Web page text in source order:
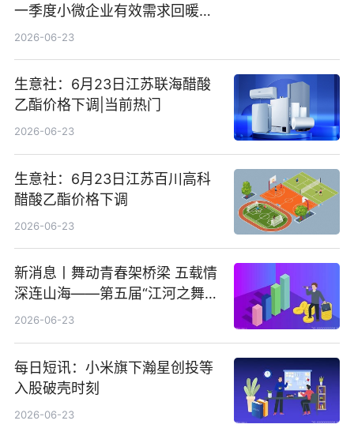
一季度小微企业有效需求回暖，
金融服务迈向可持续发展新阶段
2026-06-23
生意社：6月23日江苏联海醋酸
乙酯价格下调|当前热门
2026-06-23
生意社：6月23日江苏百川高科
醋酸乙酯价格下调
2026-06-23
新消息丨舞动青春架桥梁 五载情
深连山海——第五届“江河之舞”
中美青少年文化交流展演在镇江
2026-06-23
每日短讯：小米旗下瀚星创投等
入股破壳时刻
2026-06-23